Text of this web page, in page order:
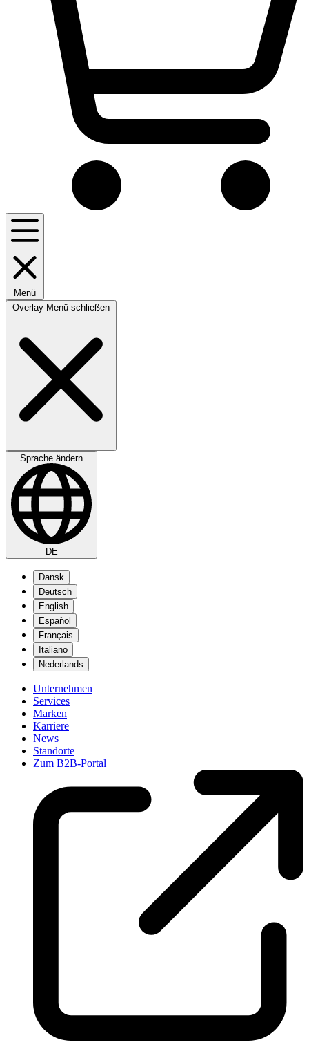
Menü
Overlay-Menü schließen
Sprache ändern
DE
Dansk
Deutsch
English
Español
Français
Italiano
Nederlands
Unternehmen
Services
Marken
Karriere
News
Standorte
Zum B2B-Portal